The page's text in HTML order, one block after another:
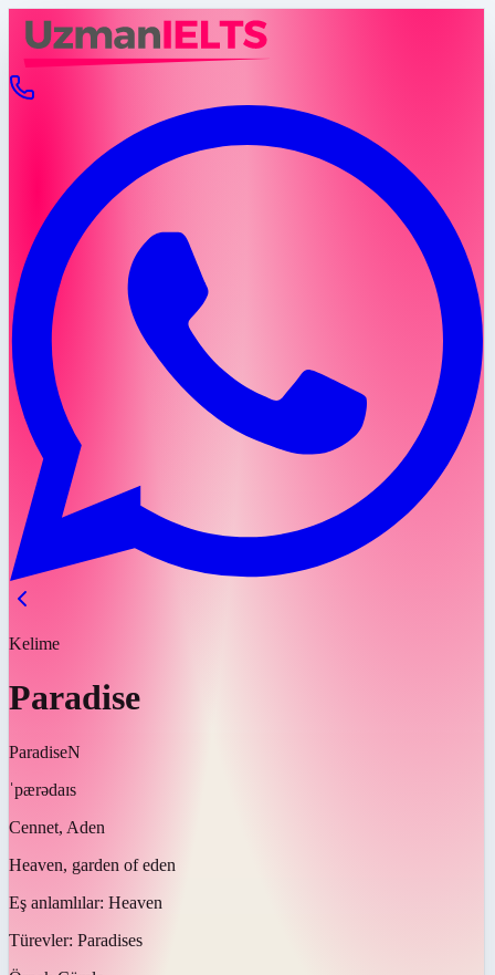
Kelime
Paradise
ParadiseN
ˈpærədaɪs
Cennet, Aden
Heaven, garden of eden
Eş anlamlılar: Heaven
Türevler: Paradises